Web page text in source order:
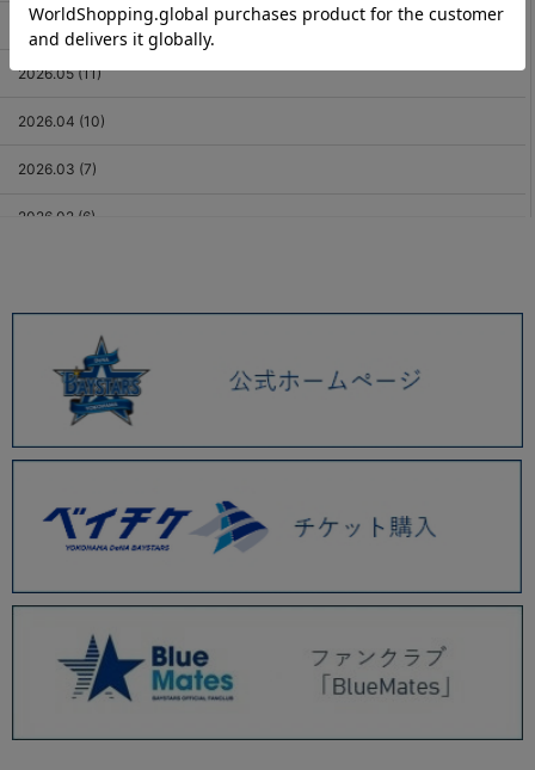
2026.06 (12)
2026.05 (11)
2026.04 (10)
2026.03 (7)
2026.02 (6)
2/20(金) オールプレーヤーズ商品の受注販売開始！横浜DeNAベイスターズ
15th ANNIVERSARYグッズ新作や、MOONEYESコラボ新作が登場！
『YOKOHAMA GIRLS☆FESTIVAL 2026 Supported by 横濱ハーバー』ス
ペシャルユニフォーム&背番号シートを受注販売開始！
2/13(金) ビジターユニフォーム柄グッズの受注販売開始！新作のマスコッ
2/6(金)新キャプテンマークワッペン発売！
2025.12 (3)
2025.11 (6)
2025.10 (5)